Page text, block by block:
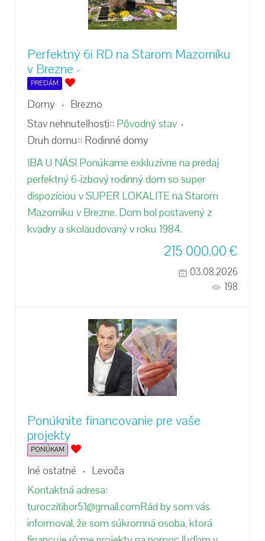
Perfektný 6i RD na Starom Mazorníku
v Brezne -
PREDÁM
Domy
Brezno
Stav nehnuteľnosti:: Pôvodný stav
Druh domu:: Rodinné domy
IBA U NÁS! Ponúkame exkluzívne na predaj
perfektný 6-izbový rodinný dom so super
dispozíciou v SUPER LOKALITE na Starom
Mazorníku v Brezne. Dom bol postavený z
kvadry a skolaudovaný v roku 1984.
215 000,00€
03.08.2026
198
Ponúknite financovanie pre vaše
projekty
PONÚKAM
Iné ostatné
Levoča
Kontaktná adresa:
turoczitibor51@gmail.comRád by som vás
informoval, že som súkromná osoba, ktorá